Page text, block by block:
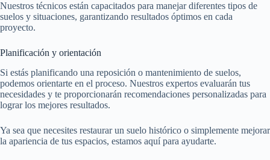
Nuestros técnicos están capacitados para manejar diferentes tipos de
suelos y situaciones, garantizando resultados óptimos en cada
proyecto.
Planificación y orientación
Si estás planificando una reposición o mantenimiento de suelos,
podemos orientarte en el proceso. Nuestros expertos evaluarán tus
necesidades y te proporcionarán recomendaciones personalizadas para
lograr los mejores resultados.
Ya sea que necesites restaurar un suelo histórico o simplemente mejorar
la apariencia de tus espacios, estamos aquí para ayudarte.